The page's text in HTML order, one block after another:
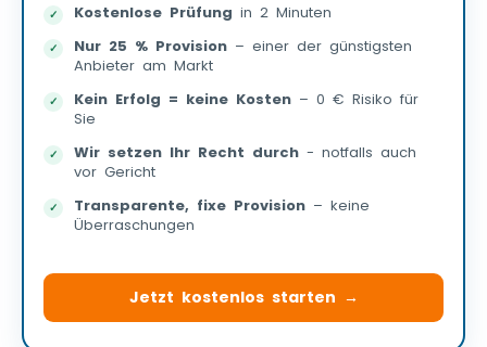
Kostenlose Prüfung in 2 Minuten
Nur 25 % Provision – einer der günstigsten
Anbieter am Markt
Kein Erfolg = keine Kosten – 0 € Risiko für
Sie
Wir setzen Ihr Recht durch - notfalls auch
vor Gericht
Transparente, fixe Provision – keine
Überraschungen
Jetzt kostenlos starten →